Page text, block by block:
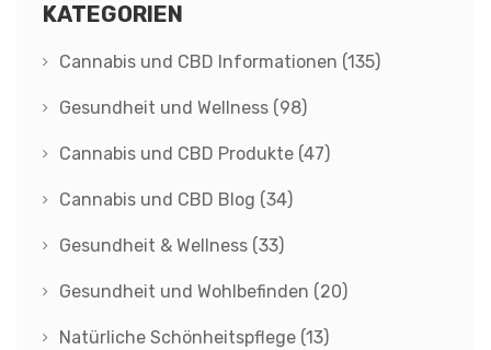
KATEGORIEN
Cannabis und CBD Informationen (135)
Gesundheit und Wellness (98)
Cannabis und CBD Produkte (47)
Cannabis und CBD Blog (34)
Gesundheit & Wellness (33)
Gesundheit und Wohlbefinden (20)
Natürliche Schönheitspflege (13)